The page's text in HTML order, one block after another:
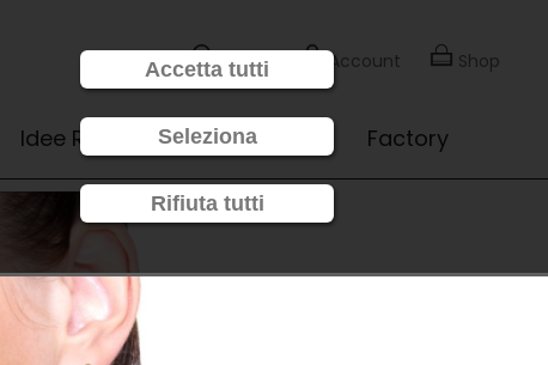
Cerca Account Shop
Idee Regalo Novità Factory
Accetta tutti
Seleziona
Rifiuta tutti